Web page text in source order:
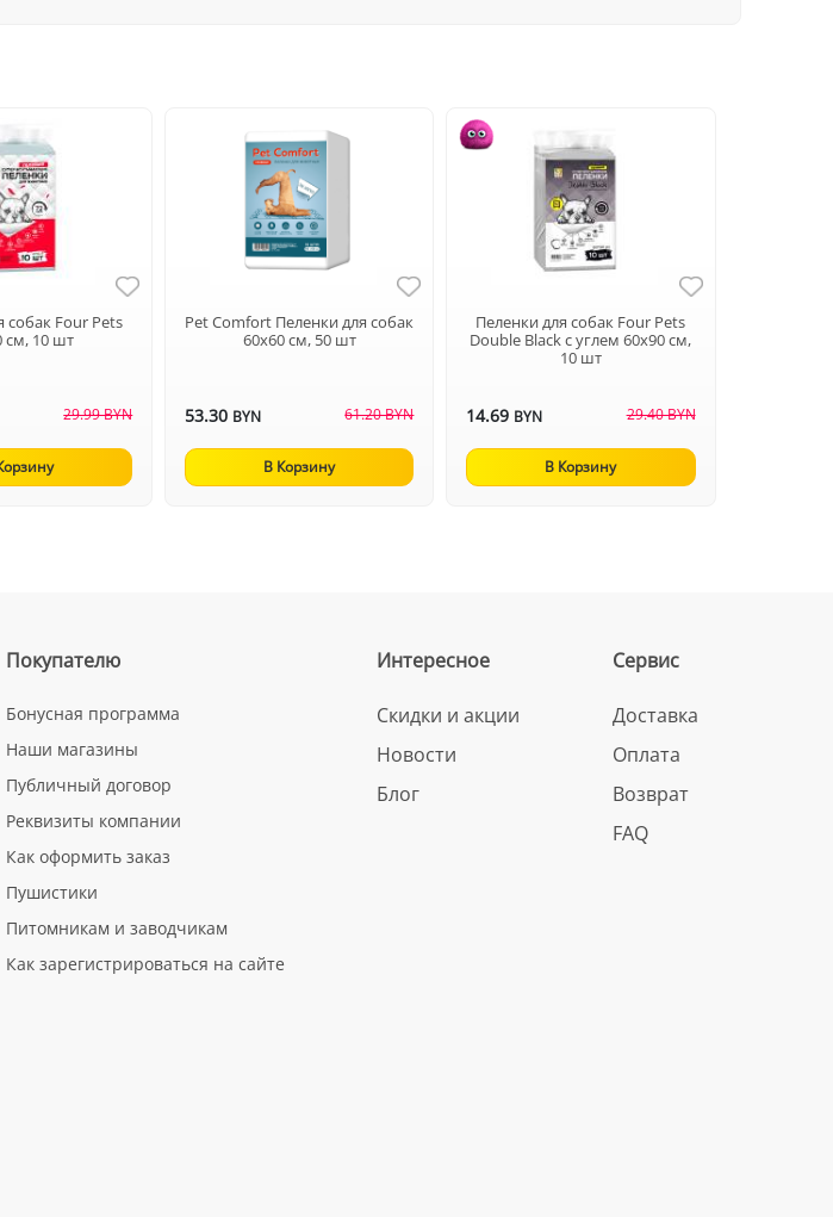
собак Four Pets
см, 10 шт
29.99 BYN
Pet Comfort Пеленки для собак
60х60 см, 50 шт
53.30 BYN 61.20 BYN
В Корзину
Пеленки для собак Four Pets
Double Black с углем 60х90 см,
10 шт
14.69 BYN 29.40 BYN
В Корзину
Покупателю
Бонусная программа
Наши магазины
Публичный договор
Реквизиты компании
Как оформить заказ
Пушистики
Питомникам и заводчикам
Как зарегистрироваться на сайте
Интересное
Скидки и акции
Новости
Блог
Сервис
Доставка
Оплата
Возврат
FAQ